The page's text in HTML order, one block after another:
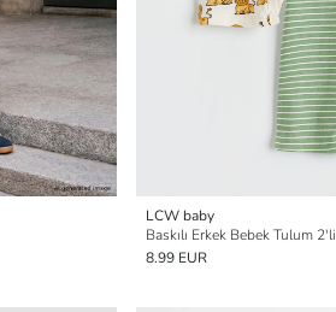
LCW baby
Baskılı Erkek Bebek Tulum 2'li
8.99 EUR